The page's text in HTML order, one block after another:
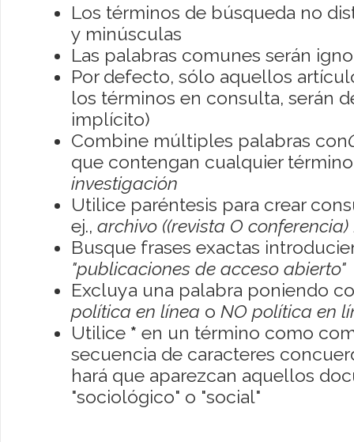
Los términos de búsqueda no
y minúsculas
Las palabras comunes serán
Por defecto, sólo aquellos
los términos en consulta, serán
implícito)
Combine múltiples palabras con
que contengan cualquier
investigación
Utilice paréntesis para crear
ej., archivo ((revista O conferencia)
Busque frases exactas
"publicaciones de acceso abierto"
Excluya una palabra poniendo
política en línea o NO política en
Utilice * en un término como
secuencia de caracteres
hará que aparezcan aquellos
"sociológico" o "social"